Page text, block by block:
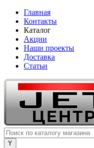
Главная
Контакты
Каталог
Акции
Наши проекты
Доставка
Статьи